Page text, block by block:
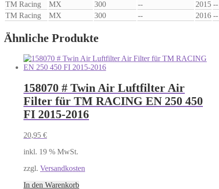
TM Racing
MX 300 -- 2015 --
TM Racing
MX 300 -- 2016 --
Ähnliche Produkte
158070 # Twin Air Luftfilter Air
Filter für TM RACING EN 250 450
FI 2015-2016
20,95 €
inkl. 19 % MwSt.
zzgl. Versandkosten
In den Warenkorb